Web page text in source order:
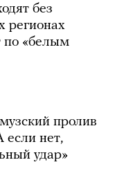
без
регионах
по «белым
пролив
если нет,
удар»